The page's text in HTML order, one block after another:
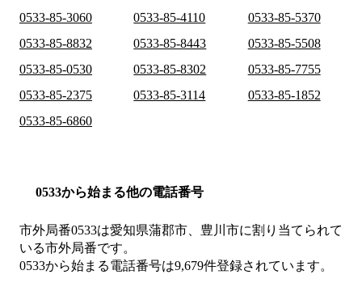
0533-85-3060
0533-85-4110
0533-85-5370
0533-85-8832
0533-85-8443
0533-85-5508
0533-85-0530
0533-85-8302
0533-85-7755
0533-85-2375
0533-85-3114
0533-85-1852
0533-85-6860
0533から始まる他の電話番号
市外局番0533は愛知県蒲郡市、豊川市に割り当てられて
いる市外局番です。
0533から始まる電話番号は9,679件登録されています。